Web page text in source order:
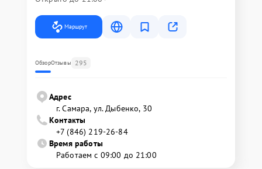
Маршрут
ОбзорОтзывы 295
Адрес
г. Самара, ул. Дыбенко, 30
Контакты
+7 (846) 219-26-84
Время работы
Работаем с 09:00 до 21:00